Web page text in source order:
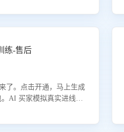
用户高效管理和利用知
练-售后
了。点击开通，马上生成
AI 买家模拟真实进线咨
轻松提升服务能力。